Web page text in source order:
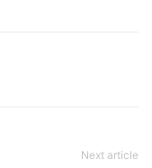
Next article